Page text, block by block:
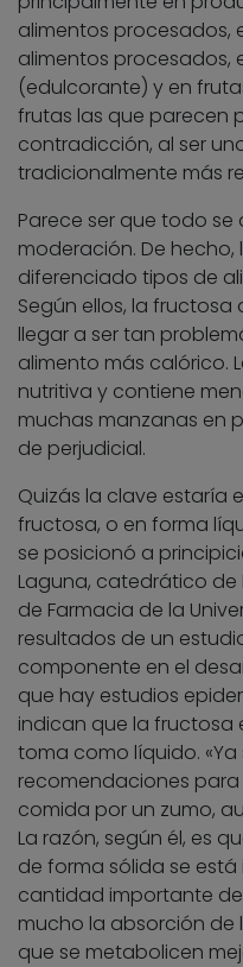
alimentos procesados,
alimentos procesados,
(edulcorante) y en
frutas las que parecen
contradicción, al ser
tradicionalmente más
Parece ser que todo
moderación. De
diferenciado tipos de
Según ellos, la
llegar a ser tan
alimento más calórico.
nutritiva y contiene
muchas manzanas en
de perjudicial.
Quizás la clave estaría
fructosa, o en forma
se posicionó a
Laguna, catedrático
de Farmacia de la
resultados de un
componente en el
que hay estudios
indican que la fructosa
toma como líquido.
recomendaciones
comida por un zumo,
La razón, según él, es
de forma sólida se
cantidad importante
mucho la absorción
que se metabolicen